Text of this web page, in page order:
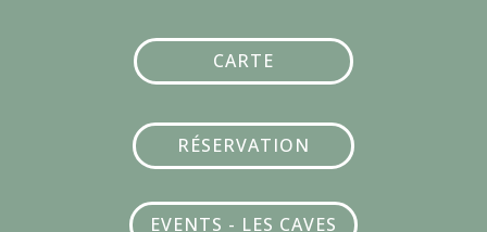
CARTE
RÉSERVATION
EVENTS - LES CAVES